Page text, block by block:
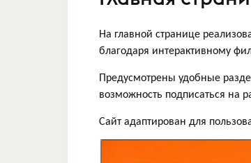
На главной странице
благодаря интерактивному
Предусмотрены удобные
возможность подписаться на
Сайт адаптирован для